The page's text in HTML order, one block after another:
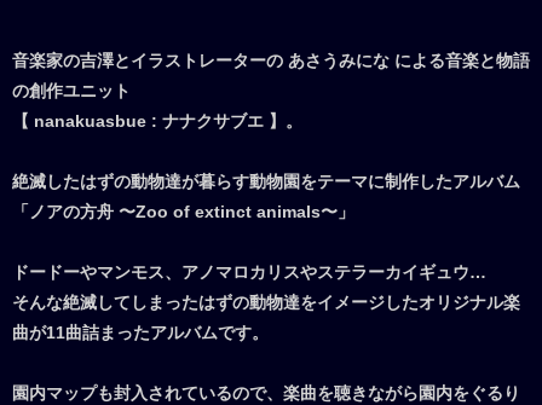
音楽家の吉澤とイラストレーターの あさうみにな による音楽と物語
の創作ユニット
【 nanakuasbue : ナナクサブエ 】。
絶滅したはずの動物達が暮らす動物園をテーマに制作したアルバム
「ノアの方舟 〜Zoo of extinct animals〜」
ドードーやマンモス、アノマロカリスやステラーカイギュウ…
そんな絶滅してしまったはずの動物達をイメージしたオリジナル楽
曲が11曲詰まったアルバムです。
園内マップも封入されているので、楽曲を聴きながら園内をぐるり